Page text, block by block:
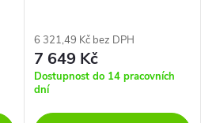
6 321,49 Kč bez DPH
7 649 Kč
Dostupnost do 14 pracovních
dní